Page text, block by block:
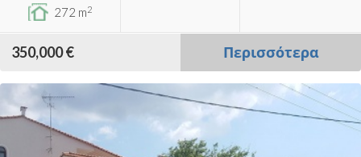
272 m2
350,000 € Περισσότερα